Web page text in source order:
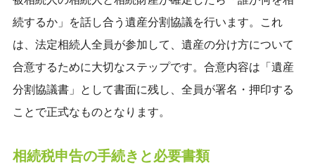
続するか」を話し合う遺産分割協議を行います。これ
は、法定相続人全員が参加して、遺産の分け方について
合意するために大切なステップです。合意内容は「遺産
分割協議書」として書面に残し、全員が署名・押印する
ことで正式なものとなります。
相続税申告の手続きと必要書類